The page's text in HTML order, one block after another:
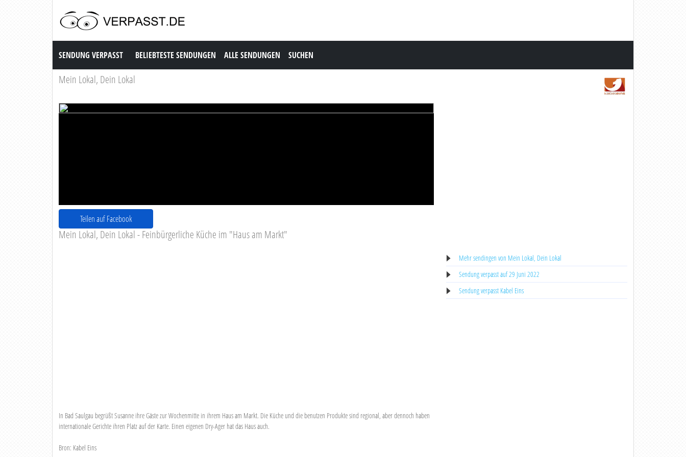
Sendung Verpasst
SENDUNG VERPASST BELIEBTESTE SENDUNGEN ALLE SENDUNGEN SUCHEN
Mein Lokal, Dein Lokal
Teilen auf Facebook
Mein Lokal, Dein Lokal - Feinbürgerliche Küche im "Haus am Markt"
In Bad Saulgau begrüßt Susanne ihre Gäste zur Wochenmitte in ihrem Haus am Markt. Die Küche und die benutzen Produkte sind regional, aber dennoch haben
internationale Gerichte ihren Platz auf der Karte. Einen eigenen Dry-Ager hat das Haus auch.
Bron: Kabel Eins
Mehr sendingen von Mein Lokal, Dein Lokal
Sendung verpasst auf 29 Juni 2022
Sendung verpasst Kabel Eins